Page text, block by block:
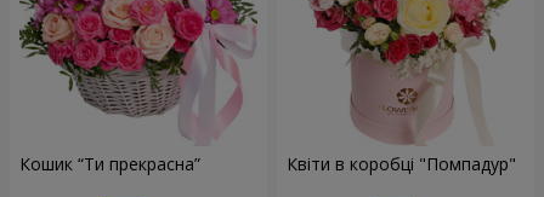
Кошик “Ти прекрасна” Квіти в коробці "Помпадур"